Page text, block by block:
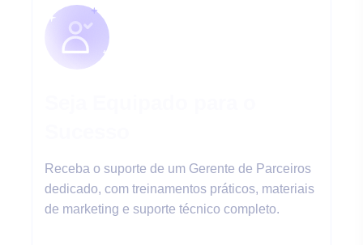
Receba o suporte de um Gerente de Parceiros
dedicado, com treinamentos práticos, materiais
de marketing e suporte técnico completo.